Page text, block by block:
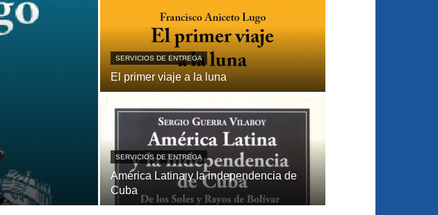
SERVICIOS DE ENTREGA
El primer viaje a la luna
SERVICIOS DE ENTREGA
América Latina y la independencia de
Cuba